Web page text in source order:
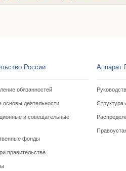
России
обязанностей
основы деятельности
и совещательные
фонды
правительстве
Аппарат
Структура